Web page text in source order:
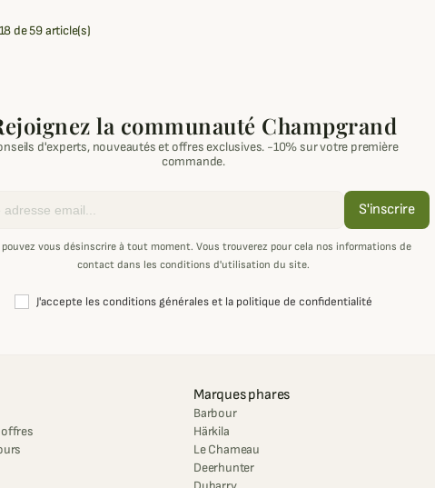
de 59 article(s)
la communauté Champgrand
d'experts, nouveautés et offres exclusives. -10% sur votre première
commande.
S'inscrire
pouvez vous désinscrire à tout moment. Vous trouverez pour cela nos informations de
contact dans les conditions d'utilisation du site.
J'accepte les conditions générales et la politique de confidentialité
Marques phares
Barbour
Härkila
Le Chameau
Deerhunter